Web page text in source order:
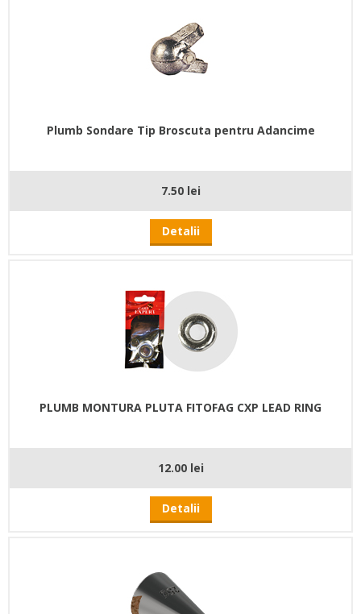
Plumb Sondare Tip Broscuta pentru Adancime
7.50 lei
Detalii
PLUMB MONTURA PLUTA FITOFAG CXP LEAD RING
12.00 lei
Detalii